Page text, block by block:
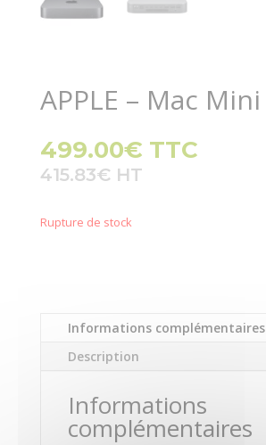
APPLE – Mac Mini
499.00€ TTC
415.83€
Rupture de stock
Informations complémentaires
Description
Informations
complémentaires